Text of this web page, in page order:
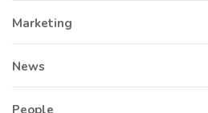
Marketing
News
People